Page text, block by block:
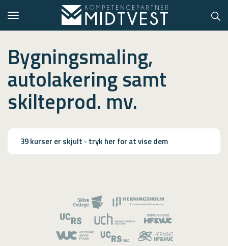
navigation
Hvem er vi?
Kontakt konsulent
Erhvervsuddannelser
ONLINE
Bygningsmaling,
autolakering samt
skilteprod. mv.
39 kurser er skjult - tryk her for at vise dem